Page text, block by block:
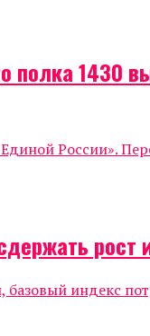
полка
России».
рост
индекс